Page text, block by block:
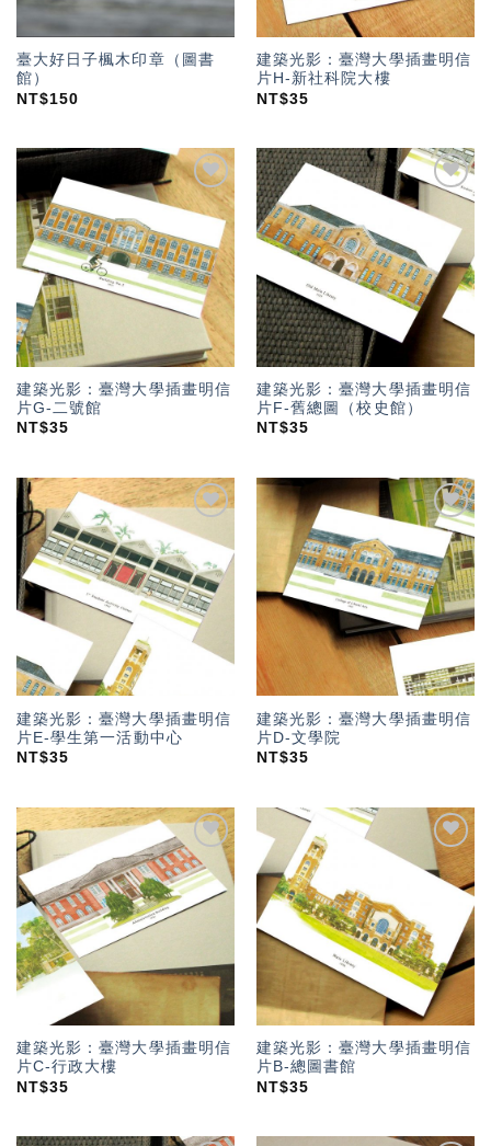
臺大好日子楓木印章（圖書
館）
NT$150
建築光影：臺灣大學插畫明信
片H-新社科院大樓
NT$35
加入
「願
望輕
單」
建築光影：臺灣大學插畫明信
片G-二號館
NT$35
加入
「願
望輕
單」
建築光影：臺灣大學插畫明信
片F-舊總圖（校史館）
NT$35
加入
「願
望輕
單」
建築光影：臺灣大學插畫明信
片E-學生第一活動中心
NT$35
加入
「願
望輕
單」
建築光影：臺灣大學插畫明信
片D-文學院
NT$35
加入
「願
望輕
單」
建築光影：臺灣大學插畫明信
片C-行政大樓
NT$35
加入
「願
望輕
建築光影：臺灣大學插畫明信
片B-總圖書館
NT$35